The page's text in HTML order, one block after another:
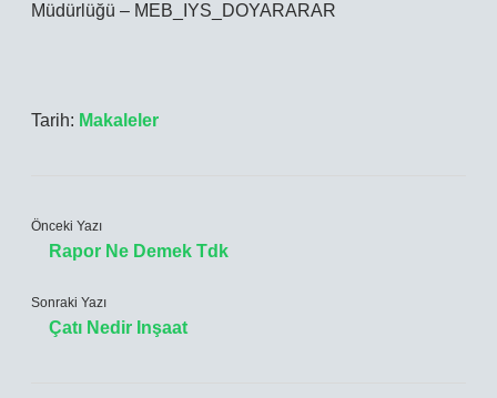
Müdürlüğü – MEB_IYS_DOYARARAR
Tarih: Makaleler
Önceki Yazı
Rapor Ne Demek Tdk
Sonraki Yazı
Çatı Nedir Inşaat